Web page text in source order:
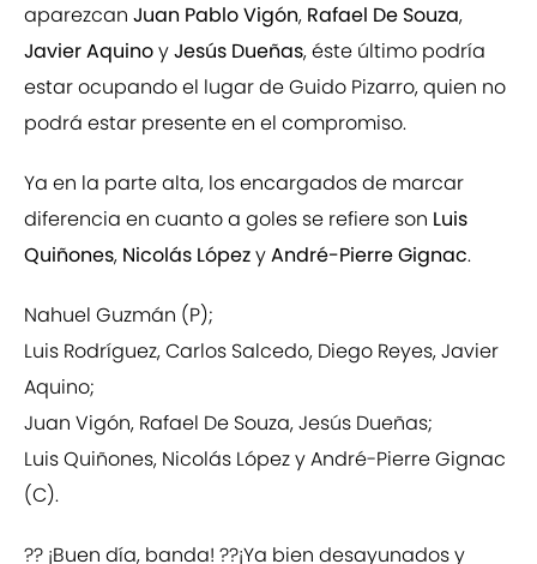
aparezcan Juan Pablo Vigón, Rafael De Souza,
Javier AquinoyJesús Dueñas, éste último podría
estar ocupando el lugar de Guido Pizarro, quien no
podrá estar presente en el compromiso.
Ya en la parte alta, los encargados de marcar
diferencia en cuanto a goles se refiere son Luis
Quiñones, Nicolás LópezyAndré-Pierre Gignac.
Nahuel Guzmán (P);
Luis Rodríguez, Carlos Salcedo, Diego Reyes, Javier
Aquino;
Juan Vigón, Rafael De Souza, Jesús Dueñas;
Luis Quiñones, Nicolás López y André-Pierre Gignac
(C).
?? ¡Buen día, banda! ??¡Ya bien desayunados y